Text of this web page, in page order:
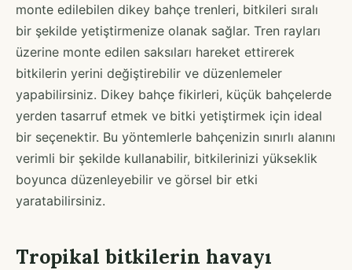
monte edilebilen dikey bahçe trenleri, bitkileri sıralı
bir şekilde yetiştirmenize olanak sağlar. Tren rayları
üzerine monte edilen saksıları hareket ettirerek
bitkilerin yerini değiştirebilir ve düzenlemeler
yapabilirsiniz. Dikey bahçe fikirleri, küçük bahçelerde
yerden tasarruf etmek ve bitki yetiştirmek için ideal
bir seçenektir. Bu yöntemlerle bahçenizin sınırlı alanını
verimli bir şekilde kullanabilir, bitkilerinizi yükseklik
boyunca düzenleyebilir ve görsel bir etki
yaratabilirsiniz.
Tropikal bitkilerin havayı